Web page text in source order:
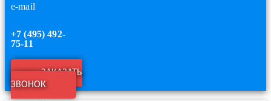
e-mail
+7 (495) 492-
75-11
ЗАКАЗАТЬ
ЗВОНОК